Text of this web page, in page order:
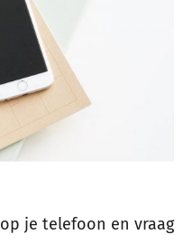
je telefoon en vraag